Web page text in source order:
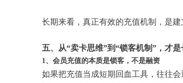
长期来看，真正有效的充值机制，是
五、从“卖卡思维”到“锁客机制”，才
1、会员充值的本质是锁客，不是融资
如果把充值当成短期回血工具，往往